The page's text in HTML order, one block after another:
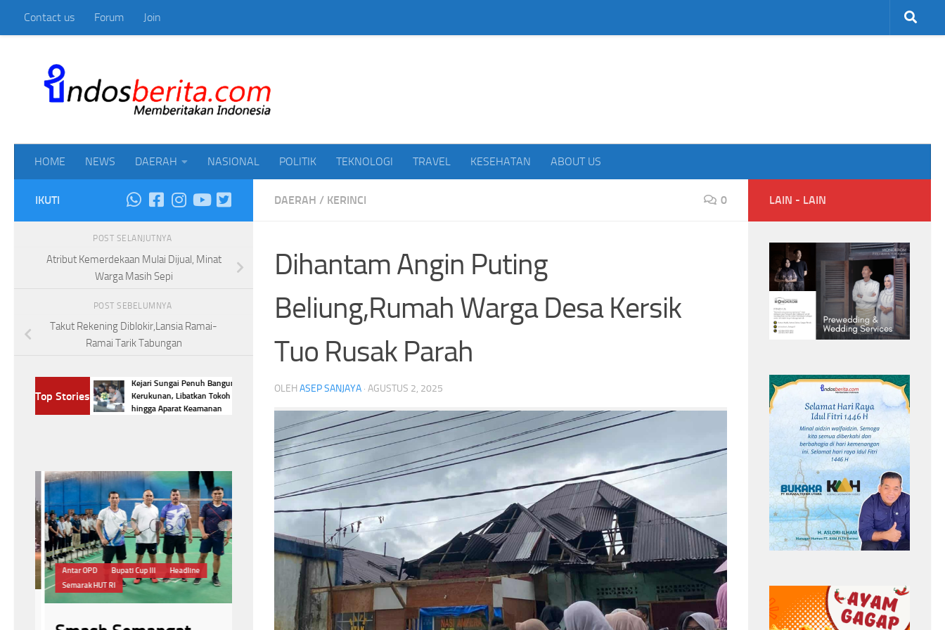
Skip to content
Contact us Forum Join
HOME NEWS DAERAH NASIONAL POLITIK TEKNOLOGI TRAVEL KESEHATAN ABOUT US
DAERAH / KERINCI 0
Dihantam Angin Puting
Beliung,Rumah Warga Desa Kersik
Tuo Rusak Parah
OLEH ASEP SANJAYA · AGUSTUS 2, 2025
IKUTI
POST SELANJUTNYA
Atribut Kemerdekaan Mulai Dijual, Minat
Warga Masih Sepi
POST SEBELUMNYA
Takut Rekening Diblokir,Lansia Ramai-
Ramai Tarik Tabungan
Top Stories
HUT RI
Kejari Sungai Penuh Bangun Benteng
Kerukunan, Libatkan Tokoh Agama
hingga Aparat Keamanan
KPK Temukan Selisih SGD2.000,
Pengembalian Uang Raja Juli Antoni
Belum Lengkap
Smash Semangat Kemerdekaan! Bupati
Cup III Resmi Menghangatkan HUT RI
Antar OPD Bupati Cup III
Headline
Semarak HUT RI
kejari sungai penuh
Pengawasan Aliran Kepercayaan Masyarakat
Rapat Koordinasi
Kejari Sungai Penuh
# Raja Juli Antoni
Amplop dari Bupati
Headline
Menteri Kehutanan
omisi Pemberantasan Korupsi
Headline
pemain sayap Yala FC
Safwan Awae
sepak bola Thailand
Tragis! Pemain Yala
Semarak HUT RI
LAIN - LAIN